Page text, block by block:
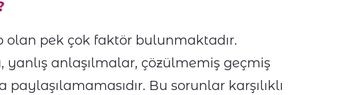
olan pek çok faktör bulunmaktadır.
yanlış anlaşılmalar, çözülmemiş geçmiş
Bu sorunlar karşılıklı